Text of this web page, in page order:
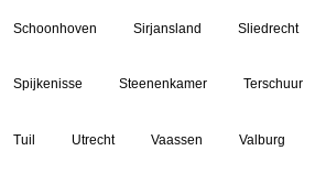
Schoonhoven Sirjansland Sliedrecht
Spijkenisse Steenenkamer Terschuur
Tuil Utrecht Vaassen Valburg